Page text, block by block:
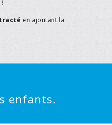
!
en ajoutant la
enfants.